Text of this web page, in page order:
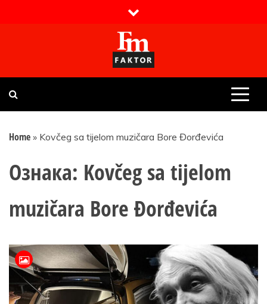
Faktor magazin
Uvijek presudan
Home » Kovčeg sa tijelom muzičara Bore Đorđevića
Ознака: Kovčeg sa tijelom
muzičara Bore Đorđevića